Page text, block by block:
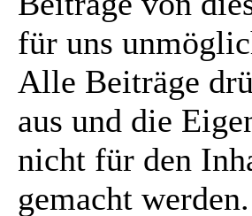
für uns
Alle Beiträge
aus und die
nicht für den
gemacht werden.